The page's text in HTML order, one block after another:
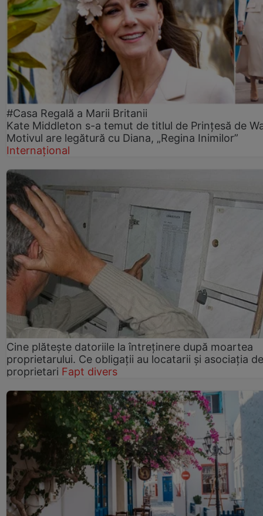
#Casa Regală a Marii Britanii
Kate Middleton s-a temut de titlul de Prințesă de
Motivul are legătură cu Diana, „Regina Inimilor”
Internațional
Cine plătește datoriile la întreținere după moartea
proprietarului. Ce obligații au locatarii și asociația de
proprietari Fapt divers